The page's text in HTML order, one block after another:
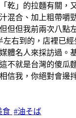
乾」的拉麵有關，
混合、加上粗帶
但但我前兩次八點
左右到的，店裡已
體名人來採訪過
不就是台灣的傻瓜
信我，你絕對會邊
食 #油そば